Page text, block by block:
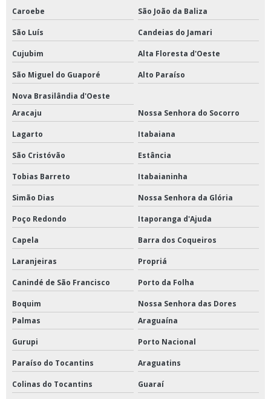
Caroebe São João da Baliza
São Luís Candeias do Jamari
Cujubim Alta Floresta d'Oeste
São Miguel do Guaporé Alto Paraíso
Nova Brasilândia d'Oeste
Aracaju
Nossa Senhora do Socorro
Lagarto Itabaiana
São Cristóvão Estância
Tobias Barreto Itabaianinha
Simão Dias Nossa Senhora da Glória
Poço Redondo Itaporanga d'Ajuda
Capela Barra dos Coqueiros
Laranjeiras Propriá
Canindé de São Francisco Porto da Folha
Boquim
Nossa Senhora das Dores
Palmas
Araguaína
Gurupi Porto Nacional
Paraíso do Tocantins Araguatins
Colinas do Tocantins Guaraí